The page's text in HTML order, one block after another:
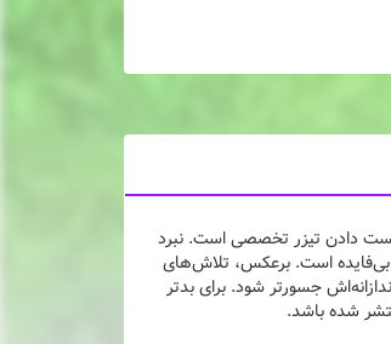
دادن تیزر تخصصی است. نبرد
بی‌فایده است. برعکس، تلاش‌های
جسورتر شود. برای بدتر
شده باشد.